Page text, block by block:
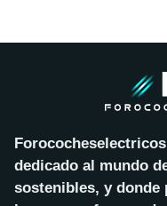
dedicado al mundo
sostenibles, y donde